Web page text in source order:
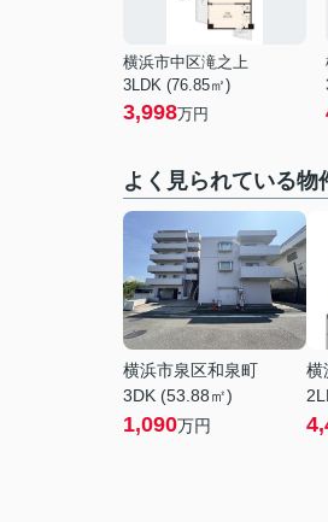
横浜市中区滝之上
3LDK (76.85㎡)
3,998万円
よく見られている物
横浜市泉区和泉町
3DK (53.88㎡)
1,090万円
横